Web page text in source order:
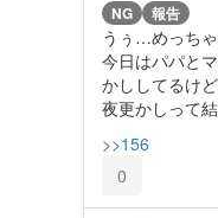
NG 報告
うぅ…めっち
今日はパパと
かししてるけど
夜更かしって
>>156
0